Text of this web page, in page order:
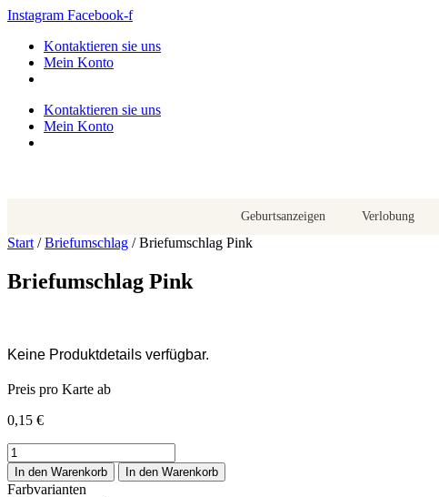
Zum
springen
Instagram Facebook-f
Kontaktieren sie uns
Mein Konto
Kontaktieren sie uns
Mein Konto
Geburtsanzeigen Verlobung
Start /Briefumschlag / Briefumschlag Pink
Briefumschlag Pink
Keine Produktdetails verfügbar.
Preis pro Karte ab
0,15 €
Briefumschlag
Pink
Menge
In den Warenkorb In den Warenkorb
Farbvarianten